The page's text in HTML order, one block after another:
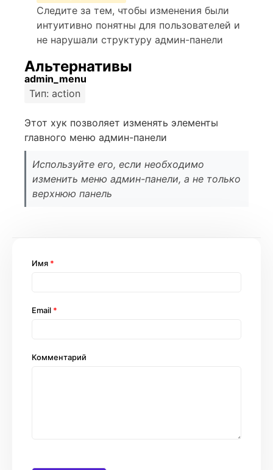
Следите за тем, чтобы изменения были
интуитивно понятны для пользователей и
не нарушали структуру админ-панели
Альтернативы
admin_menu
Тип: action
Этот хук позволяет изменять элементы
главного меню админ-панели
Используйте его, если необходимо
изменить меню админ-панели, а не только
верхнюю панель
Комментарий
Имя *
Email *